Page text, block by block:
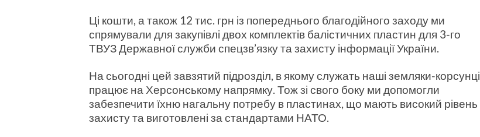
Ці кошти, а також 12 тис. грн із попереднього благодійного заходу ми
спрямували для закупівлі двох комплектів балістичних пластин для 3-го
ТВУЗ Державної служби спецзв’язку та захисту інформації України.
На сьогодні цей завзятий підрозділ, в якому служать наші земляки-корсунці,
працює на Херсонському напрямку. Тож зі свого боку ми допомогли
забезпечити їхню нагальну потребу в пластинах, що мають високий рівень
захисту та виготовлені за стандартами НАТО.